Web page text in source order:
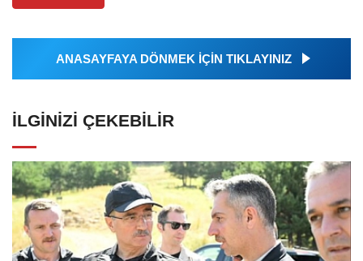
ANASAYFAYA DÖNMEK İÇİN TIKLAYINIZ
İLGINIZI ÇEKEBILIR